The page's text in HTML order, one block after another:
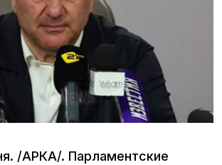
/АРКА/. Парламентские